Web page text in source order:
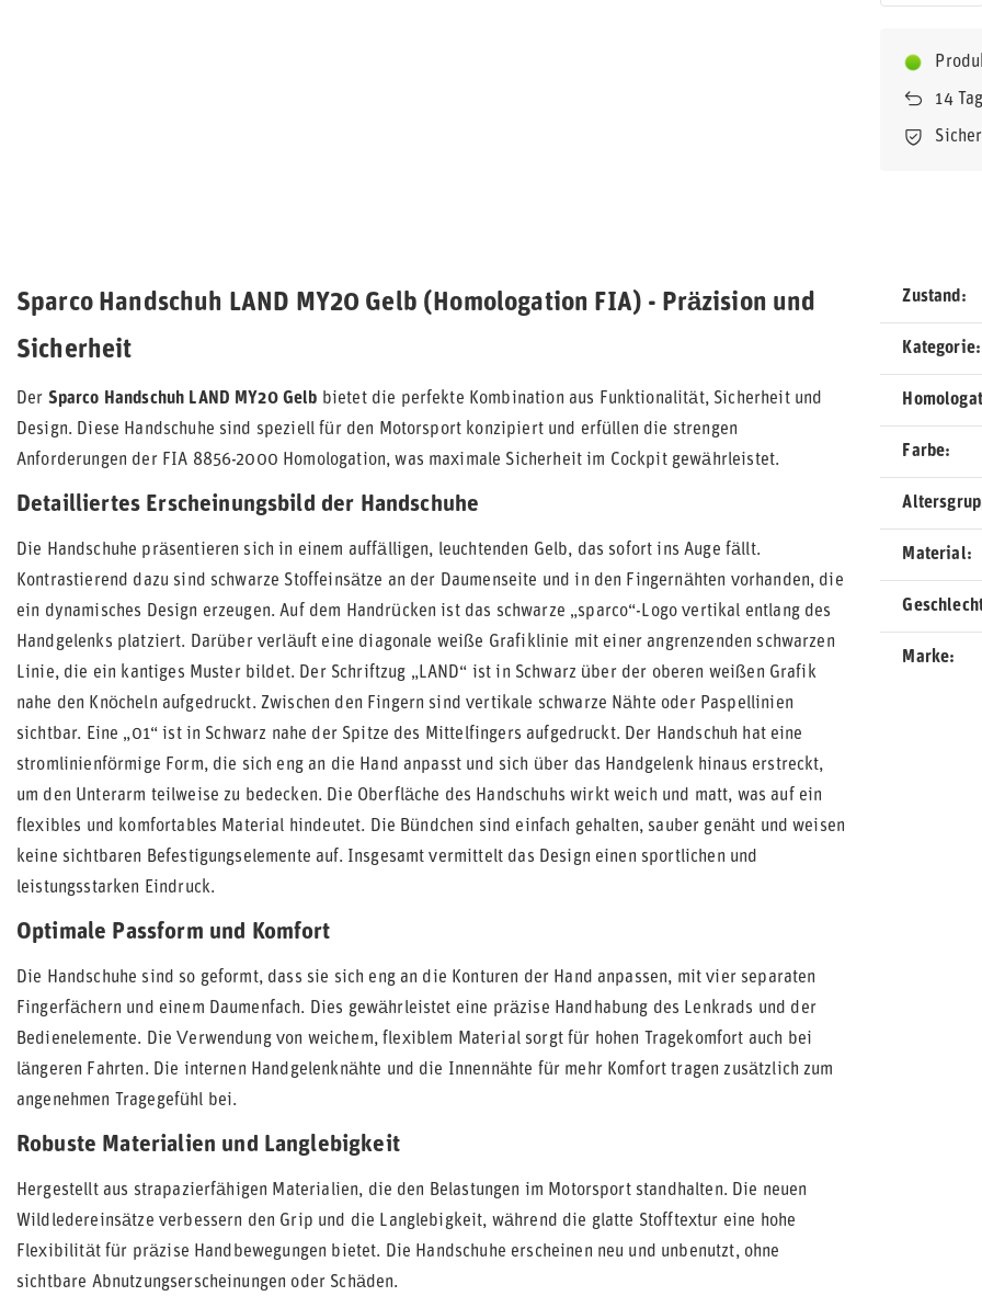
14
Sparco Handschuh LAND MY20 Gelb (Homologation FIA) - Präzision und
Sicherheit
Der Sparco Handschuh LAND MY20 Gelb bietet die perfekte Kombination aus Funktionalität, Sicherheit und
Design. Diese Handschuhe sind speziell für den Motorsport konzipiert und erfüllen die strengen
Anforderungen der FIA 8856-2000 Homologation, was maximale Sicherheit im Cockpit gewährleistet.
Detailliertes Erscheinungsbild der Handschuhe
Die Handschuhe präsentieren sich in einem auffälligen, leuchtenden Gelb, das sofort ins Auge fällt.
Kontrastierend dazu sind schwarze Stoffeinsätze an der Daumenseite und in den Fingernähten vorhanden, die
ein dynamisches Design erzeugen. Auf dem Handrücken ist das schwarze „sparco“-Logo vertikal entlang des
Handgelenks platziert. Darüber verläuft eine diagonale weiße Grafiklinie mit einer angrenzenden schwarzen
Linie, die ein kantiges Muster bildet. Der Schriftzug „LAND“ ist in Schwarz über der oberen weißen Grafik
nahe den Knöcheln aufgedruckt. Zwischen den Fingern sind vertikale schwarze Nähte oder Paspellinien
sichtbar. Eine „01“ ist in Schwarz nahe der Spitze des Mittelfingers aufgedruckt. Der Handschuh hat eine
stromlinienförmige Form, die sich eng an die Hand anpasst und sich über das Handgelenk hinaus erstreckt,
um den Unterarm teilweise zu bedecken. Die Oberfläche des Handschuhs wirkt weich und matt, was auf ein
flexibles und komfortables Material hindeutet. Die Bündchen sind einfach gehalten, sauber genäht und weisen
keine sichtbaren Befestigungselemente auf. Insgesamt vermittelt das Design einen sportlichen und
leistungsstarken Eindruck.
Optimale Passform und Komfort
Die Handschuhe sind so geformt, dass sie sich eng an die Konturen der Hand anpassen, mit vier separaten
Fingerfächern und einem Daumenfach. Dies gewährleistet eine präzise Handhabung des Lenkrads und der
Bedienelemente. Die Verwendung von weichem, flexiblem Material sorgt für hohen Tragekomfort auch bei
längeren Fahrten. Die internen Handgelenknähte und die Innennähte für mehr Komfort tragen zusätzlich zum
angenehmen Tragegefühl bei.
Robuste Materialien und Langlebigkeit
Hergestellt aus strapazierfähigen Materialien, die den Belastungen im Motorsport standhalten. Die neuen
Wildledereinsätze verbessern den Grip und die Langlebigkeit, während die glatte Stofftextur eine hohe
Flexibilität für präzise Handbewegungen bietet. Die Handschuhe erscheinen neu und unbenutzt, ohne
sichtbare Abnutzungserscheinungen oder Schäden.
Zustand
Kategorie
Farbe
Material
Marke